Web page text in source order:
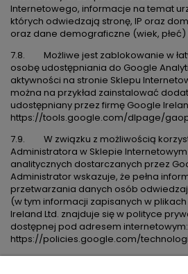
Internetowego, informacje na temat
których odwiedzają stronę, IP oraz
oraz dane demograficzne (wiek,
7.8. Możliwe jest zablokowanie w
osobę udostępniania do Google
aktywności na stronie Sklepu
można na przykład zainstalować
udostępniany przez firmę Google
https://tools.google.com/dlpage/
7.9. W związku z możliwością
Administratora w Sklepie
analitycznych dostarczanych przez
Administrator wskazuje, że pełna
przetwarzania danych osób
(w tym informacji zapisanych w
Ireland Ltd. znajduje się w polityce
dostępnej pod adresem internetowym:
https://policies.google.com/